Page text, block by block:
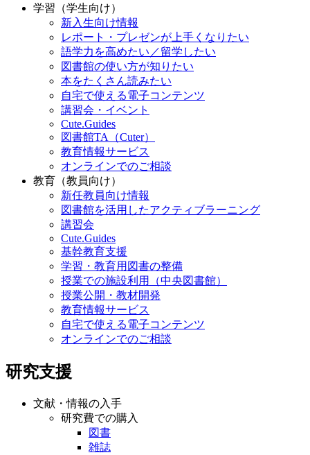
学習（学生向け）
新入生向け情報
レポート・プレゼンが上手くなりたい
語学力を高めたい／留学したい
図書館の使い方が知りたい
本をたくさん読みたい
自宅で使える電子コンテンツ
講習会・イベント
Cute.Guides
図書館TA（Cuter）
教育情報サービス
オンラインでのご相談
教育（教員向け）
新任教員向け情報
図書館を活用したアクティブラーニング
講習会
Cute.Guides
基幹教育支援
学習・教育用図書の整備
授業での施設利用（中央図書館）
授業公開・教材開発
教育情報サービス
自宅で使える電子コンテンツ
オンラインでのご相談
研究支援
文献・情報の入手
研究費での購入
図書
雑誌